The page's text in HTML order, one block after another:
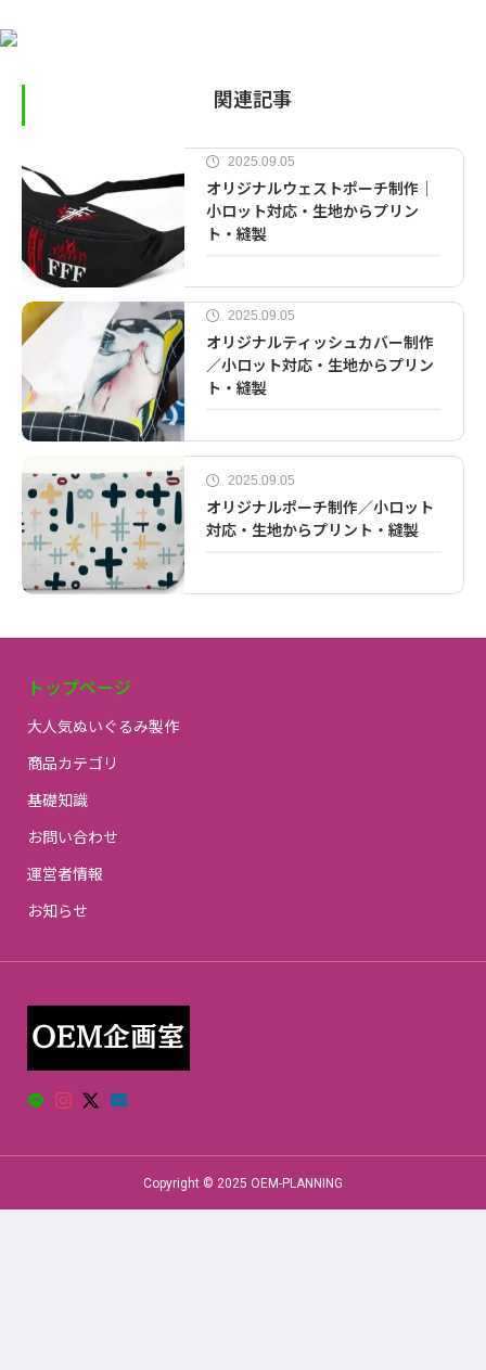
関連記事
2025.09.05
オリジナルウェストポーチ制作｜
小ロット対応・生地からプリン
ト・縫製
2025.09.05
オリジナルティッシュカバー制作
／小ロット対応・生地からプリン
ト・縫製
2025.09.05
オリジナルポーチ制作／小ロット
対応・生地からプリント・縫製
トップページ
大人気ぬいぐるみ製作
商品カテゴリ
基礎知識
お問い合わせ
運営者情報
お知らせ
Copyright © 2025 OEM-PLANNING